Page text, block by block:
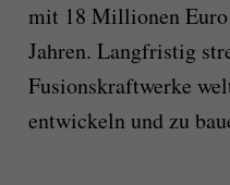
mit 18 Millionen
Jahren. Langfristig
Fusionskraftwerke
entwickeln und zu